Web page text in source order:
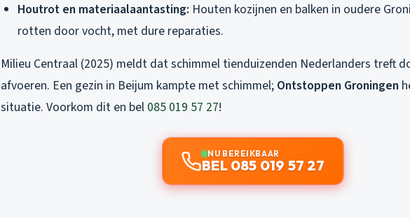
Houtrot en materiaalaantasting: Houten kozijnen en balken in oudere
rotten door vocht, met dure reparaties.
Milieu Centraal (2025) meldt dat schimmel tienduizenden Nederlanders treft
afvoeren. Een gezin in Beijum kampte met schimmel; Ontstoppen Groningen
situatie. Voorkom dit en bel 085 019 57 27!
NU BEREIKBAAR
BEL 085 019 57 27